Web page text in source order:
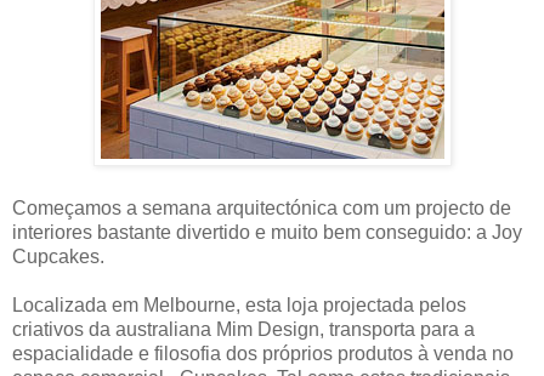
Começamos a semana arquitectónica com um projecto de
interiores bastante divertido e muito bem conseguido: a Joy
Cupcakes.
Localizada em Melbourne, esta loja projectada pelos
criativos da australiana Mim Design, transporta para a
espacialidade e filosofia dos próprios produtos à venda no